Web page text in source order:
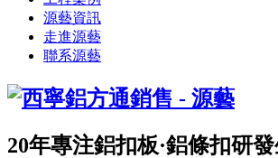
源藝資訊
走進源藝
聯系源藝
20年專注鋁扣板·鋁條扣研